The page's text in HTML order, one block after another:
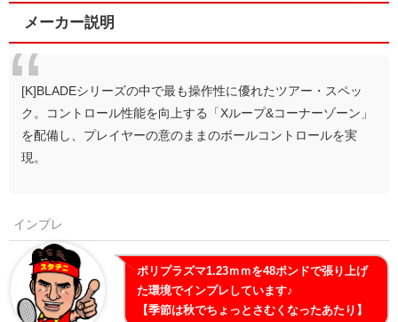
メーカー説明
[K]BLADEシリーズの中で最も操作性に優れたツアー・スペッ
ク。コントロール性能を向上する「Xループ&コーナーゾーン」
を配備し、プレイヤーの意のままのボールコントロールを実
現。
インプレ
ポリプラズマ1.23ｍｍを48ポンドで張り上げ
た環境でインプレしています♪
【季節は秋でちょっとさむくなったあたり】